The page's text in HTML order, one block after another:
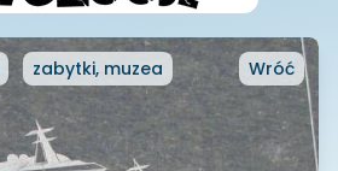
zabytki, muzea Wróć